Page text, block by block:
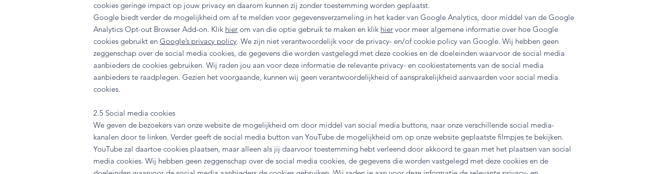
cookies geringe impact op jouw privacy en daarom kunnen zij zonder toestemming worden geplaatst.
Google biedt verder de mogelijkheid om af te melden voor gegevensverzameling in het kader van Google Analytics, door middel van de Google
Analytics Opt-out Browser Add-on. Klik hier om van die optie gebruik te maken en klik hier voor meer algemene informatie over hoe Google
cookies gebruikt en Google’s privacy policy. We zijn niet verantwoordelijk voor de privacy- en/of cookie policy van Google. Wij hebben geen
zeggenschap over de social media cookies, de gegevens die worden vastgelegd met deze cookies en de doeleinden waarvoor de social media
aanbieders de cookies gebruiken. Wij raden jou aan voor deze informatie de relevante privacy- en cookiestatements van de social media
aanbieders te raadplegen. Gezien het voorgaande, kunnen wij geen verantwoordelijkheid of aansprakelijkheid aanvaarden voor social media
cookies.
2.5 Social media cookies
We geven de bezoekers van onze website de mogelijkheid om door middel van social media buttons, naar onze verschillende social media-
kanalen door te linken. Verder geeft de social media button van YouTube de mogelijkheid om op onze website geplaatste filmpjes te bekijken.
YouTube zal daartoe cookies plaatsen, maar alleen als jij daarvoor toestemming hebt verleend door akkoord te gaan met het plaatsen van social
media cookies. Wij hebben geen zeggenschap over de social media cookies, de gegevens die worden vastgelegd met deze cookies en de